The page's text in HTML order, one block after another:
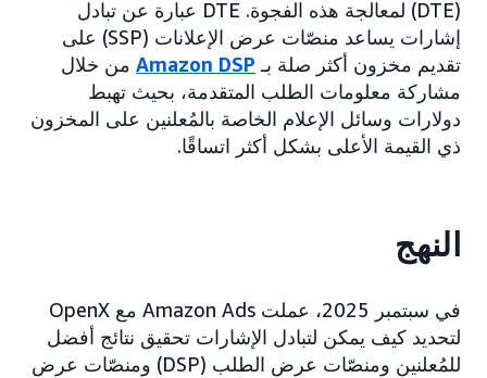
(DTE) لمعالجة هذه الفجوة. DTE عبارة عن تبادل
إشارات يساعد منصّات عرض الإعلانات (SSP) على
تقديم مخزون أكثر صلة بـ Amazon DSP من خلال
مشاركة معلومات الطلب المتقدمة، بحيث تهبط
دولارات وسائل الإعلام الخاصة بالمُعلنين على المخزون
ذي القيمة الأعلى بشكل أكثر اتساقًا.
النهج
في سبتمبر 2025، عملت Amazon Ads مع OpenX
لتحديد كيف يمكن لتبادل الإشارات تحقيق نتائج أفضل
للمُعلنين ومنصّات عرض الطلب (DSP) ومنصّات عرض